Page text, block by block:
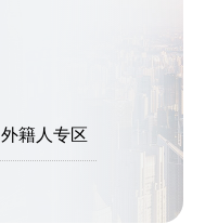
外籍人专区